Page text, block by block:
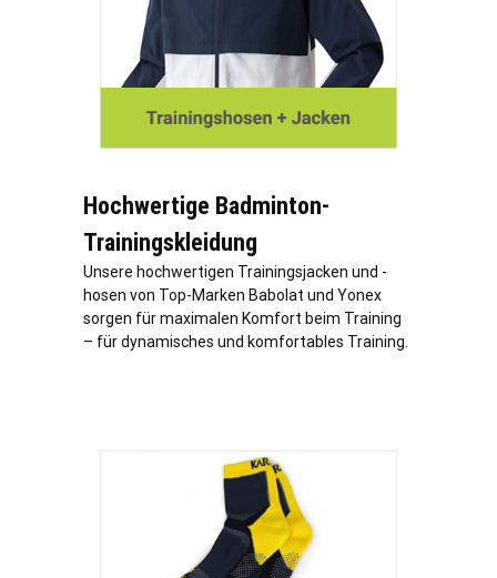
Hochwertige Badminton-
Trainingskleidung
Unsere hochwertigen Trainingsjacken und -
hosen von Top-Marken Babolat und Yonex
sorgen für maximalen Komfort beim Training
– für dynamisches und komfortables Training.